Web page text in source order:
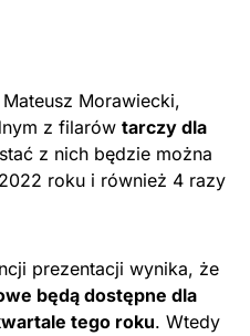
Morawiecki,
z filarów tarczy dla
z nich będzie można
roku i również 4 razy
prezentacji wynika, że
będą dostępne dla
tego roku. Wtedy